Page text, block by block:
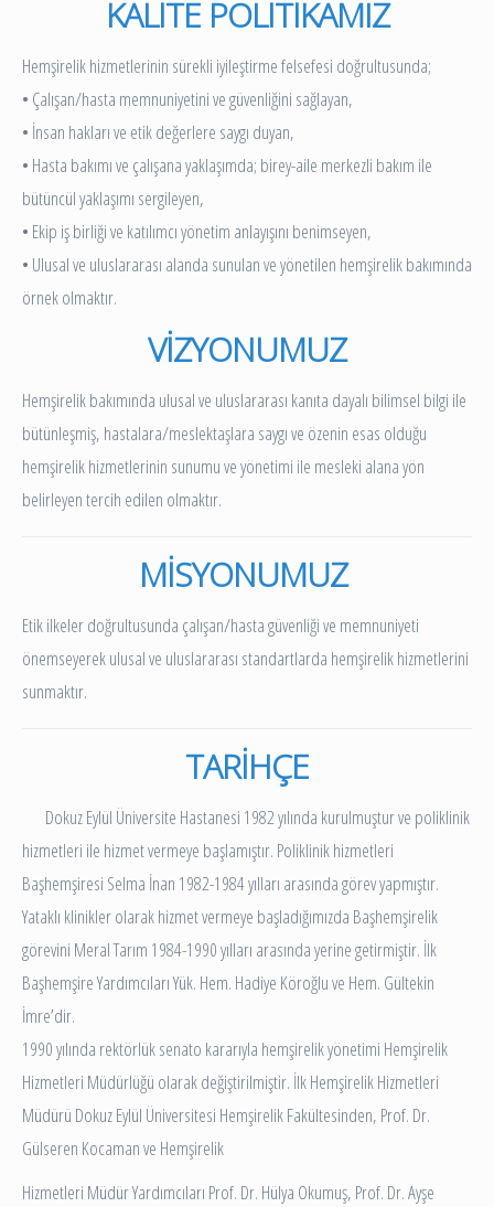
KALİTE POLİTİKAMIZ
Hemşirelik hizmetlerinin sürekli iyileştirme felsefesi doğrultusunda;
• Çalışan/hasta memnuniyetini ve güvenliğini sağlayan,
• İnsan hakları ve etik değerlere saygı duyan,
• Hasta bakımı ve çalışana yaklaşımda; birey-aile merkezli bakım ile
bütüncül yaklaşımı sergileyen,
• Ekip iş birliği ve katılımcı yönetim anlayışını benimseyen,
• Ulusal ve uluslararası alanda sunulan ve yönetilen hemşirelik bakımında
örnek olmaktır.
VİZYONUMUZ
Hemşirelik bakımında ulusal ve uluslararası kanıta dayalı bilimsel bilgi ile
bütünleşmiş, hastalara/meslektaşlara saygı ve özenin esas olduğu
hemşirelik hizmetlerinin sunumu ve yönetimi ile mesleki alana yön
belirleyen tercih edilen olmaktır.
MİSYONUMUZ
Etik ilkeler doğrultusunda çalışan/hasta güvenliği ve memnuniyeti
önemseyerek ulusal ve uluslararası standartlarda hemşirelik hizmetlerini
sunmaktır.
TARİHÇE
Dokuz Eylül Üniversite Hastanesi 1982 yılında kurulmuştur ve poliklinik
hizmetleri ile hizmet vermeye başlamıştır. Poliklinik hizmetleri
Başhemşiresi Selma İnan 1982-1984 yılları arasında görev yapmıştır.
Yataklı klinikler olarak hizmet vermeye başladığımızda Başhemşirelik
görevini Meral Tarım 1984-1990 yılları arasında yerine getirmiştir. İlk
Başhemşire Yardımcıları Yük. Hem. Hadiye Köroğlu ve Hem. Gültekin
İmre’dir.
1990 yılında rektörlük senato kararıyla hemşirelik yönetimi Hemşirelik
Hizmetleri Müdürlüğü olarak değiştirilmiştir. İlk Hemşirelik Hizmetleri
Müdürü Dokuz Eylül Üniversitesi Hemşirelik Fakültesinden, Prof. Dr.
Gülseren Kocaman ve Hemşirelik
Hizmetleri Müdür Yardımcıları Prof. Dr. Hülya Okumuş, Prof. Dr. Ayşe